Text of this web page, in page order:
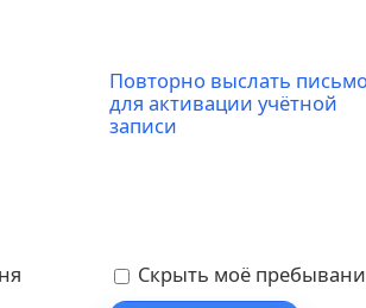
Повторно выслать письмо
для активации учётной
записи
Скрыть моё